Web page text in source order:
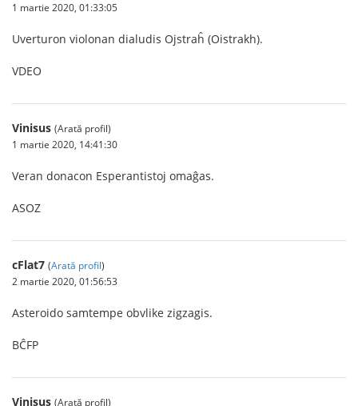
1 martie 2020, 01:33:05
Uverturon violonan dialudis Ojstraĥ (Oistrakh).
VDEO
Vinisus (Arată profil)
1 martie 2020, 14:41:30
Veran donacon Esperantistoj omaĝas.
ASOZ
cFlat7 (Arată profil)
2 martie 2020, 01:56:53
Asteroido samtempe obvlike zigzagis.
BĈFP
Vinisus (Arată profil)